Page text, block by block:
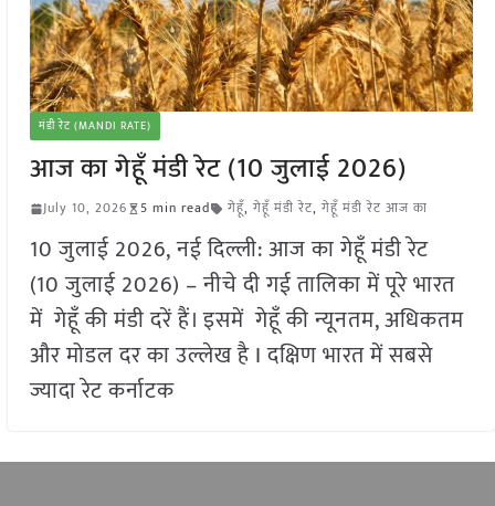
मंडी रेट (MANDI RATE)
आज का गेहूँ मंडी रेट (10 जुलाई 2026)
July 10, 2026 5 min read गेहूँ, गेहूँ मंडी रेट, गेहूँ मंडी रेट आज का
10 जुलाई 2026, नई दिल्ली: आज का गेहूँ मंडी रेट
(10 जुलाई 2026) – नीचे दी गई तालिका में पूरे भारत
में गेहूँ की मंडी दरें हैं। इसमें गेहूँ की न्यूनतम, अधिकतम
और मोडल दर का उल्लेख है I दक्षिण भारत में सबसे
ज्यादा रेट कर्नाटक